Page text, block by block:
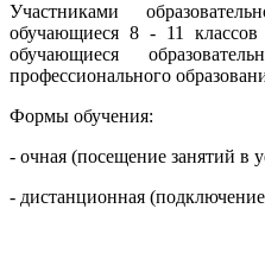
Участниками
обучающиеся 8 - 11 классов
обучающиеся
профессионального
Формы обучения:
- очная (посещение занятий в
- дистанционная